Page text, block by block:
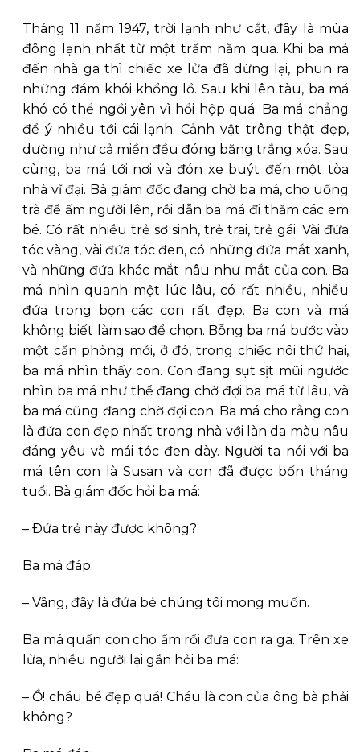
Tháng 11 năm 1947, trời lạnh như cắt, đây là mùa
đông lạnh nhất từ một trăm năm qua. Khi ba má
đến nhà ga thì chiếc xe lửa đã dừng lại, phun ra
những đám khói khổng lồ. Sau khi lên tàu, ba má
khó có thể ngồi yên vì hồi hộp quá. Ba má chẳng
để ý nhiều tới cái lạnh. Cảnh vật trông thật đẹp,
dường như cả miền đều đóng băng trắng xóa. Sau
cùng, ba má tới nơi và đón xe buýt đến một tòa
nhà vĩ đại. Bà giám đốc đang chờ ba má, cho uống
trà để ấm người lên, rồi dẫn ba má đi thăm các em
bé. Có rất nhiều trẻ sơ sinh, trẻ trai, trẻ gái. Vài đứa
tóc vàng, vài đứa tóc đen, có những đứa mắt xanh,
và những đứa khác mắt nâu như mắt của con. Ba
má nhìn quanh một lúc lâu, có rất nhiều, nhiều
đứa trong bọn các con rất đẹp. Ba con và má
không biết làm sao để chọn. Bỗng ba má bước vào
một căn phòng mới, ở đó, trong chiếc nôi thứ hai,
ba má nhìn thấy con. Con đang sụt sịt mũi ngước
nhìn ba má như thể đang chờ đợi ba má từ lâu, và
ba má cũng đang chờ đợi con. Ba má cho rằng con
là đứa con đẹp nhất trong nhà với làn da màu nâu
đáng yêu và mái tóc đen dày. Người ta nói với ba
má tên con là Susan và con đã được bốn tháng
tuổi. Bà giám đốc hỏi ba má:
– Ðứa trẻ này được không?
Ba má đáp:
– Vâng, đây là đứa bé chúng tôi mong muốn.
Ba má quấn con cho ấm rồi đưa con ra ga. Trên xe
lửa, nhiều người lại gần hỏi ba má:
– Ồ! cháu bé đẹp quá! Cháu là con của ông bà phải
không?